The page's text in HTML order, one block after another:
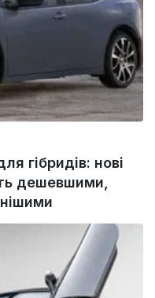
гібридів: нові
дешевшими,